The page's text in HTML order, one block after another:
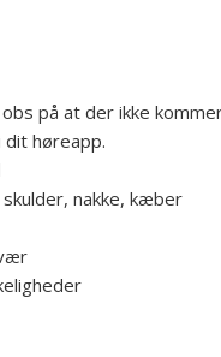
på at der ikke
høreapp.
nakke, kæber